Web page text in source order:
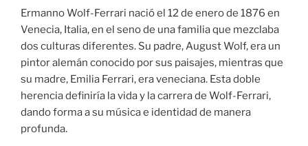
Ermanno Wolf-Ferrari nació el 12 de enero de 1876 en
Venecia, Italia, en el seno de una familia que mezclaba
dos culturas diferentes. Su padre, August Wolf, era un
pintor alemán conocido por sus paisajes, mientras que
su madre, Emilia Ferrari, era veneciana. Esta doble
herencia definiría la vida y la carrera de Wolf-Ferrari,
dando forma a su música e identidad de manera
profunda.